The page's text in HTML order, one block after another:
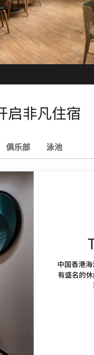
启非凡住宿
俱乐部 泳池
中国香港
有盛名的